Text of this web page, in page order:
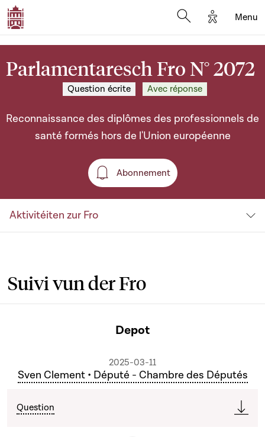
Options
Menu
Parlamentaresch Fro N° 2072
Question écrite Avec réponse
Reconnaissance des diplômes des professionnels de
santé formés hors de l'Union européenne
Abonnement
Abonnement
Aktivitéiten zur Fro
Suivi vun der Fro
Depot
2025-03-11
Sven Clement • Député - Chambre des Députés
Question